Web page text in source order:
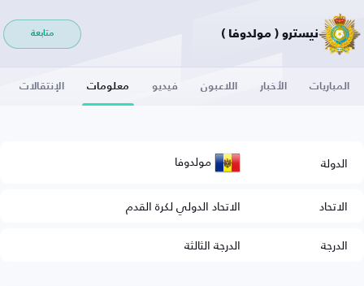
نيسترو ( مولدوفا ) متابعة
المباريات الأخبار اللاعبون فيديو معلومات الإنتقالات
الدولة مولدوفا
الاتحاد
الاتحاد الدولي لكرة القدم
الدرجة
الدرجة الثالثة